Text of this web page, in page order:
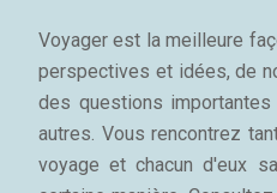
Voyager est la meilleure
perspectives et idées, de
des questions
autres. Vous rencontrez
voyage et chacun d'eux